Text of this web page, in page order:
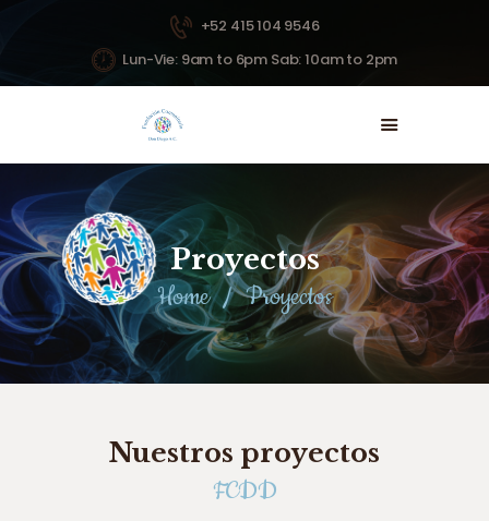
+52 415 104 9546
Lun-Vie: 9am to 6pm Sab: 10am to 2pm
Proyectos
Home Proyectos
INICIO
NOSOTROS
PROYECTOS
NOTICIAS
DONAR
CONTACTO
Nuestros proyectos
FCDD